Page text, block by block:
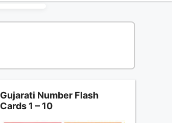
Gujarati Number Flash
Cards 1 – 10